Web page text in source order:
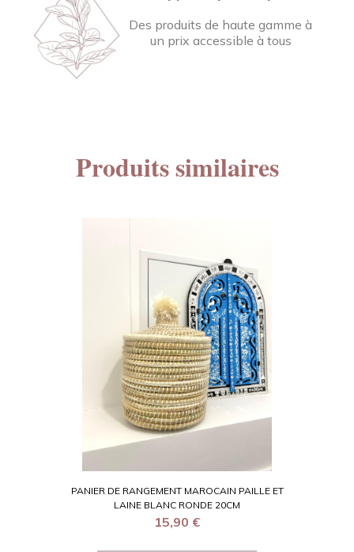
Des produits de haute gamme à
un prix accessible à tous
Produits similaires
PANIER DE RANGEMENT MAROCAIN PAILLE ET
LAINE BLANC RONDE 20CM
15,90 €